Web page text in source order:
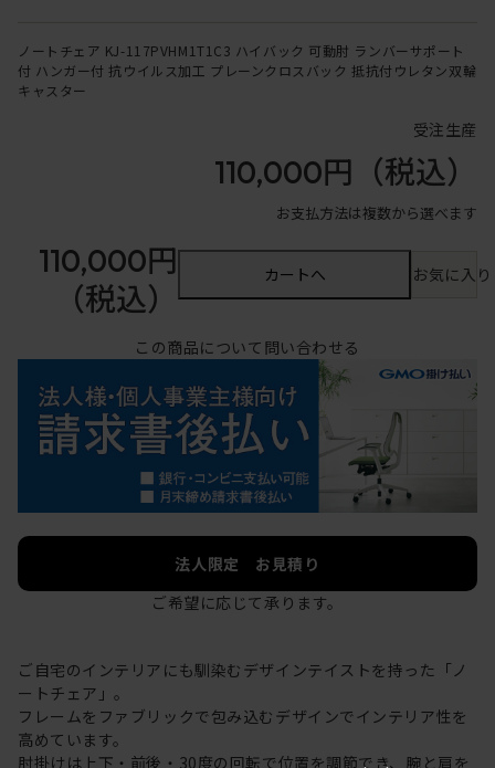
ノートチェア KJ-117PVHM1T1C3 ハイバック 可動肘 ランバーサポート
付 ハンガー付 抗ウイルス加工 プレーンクロスバック 抵抗付ウレタン双輪
キャスター
受注生産
110,000円 （税込）
お支払方法は複数から選べます
110,000円
（税込）
カートへ お気に入
この商品について問い合わせる
法人限定 お見積り
ご希望に応じて承ります。
ご自宅のインテリアにも馴染むデザインテイストを持った「ノ
ートチェア」。
フレームをファブリックで包み込むデザインでインテリア性を
高めています。
肘掛けは上下・前後・30度の回転で位置を調節でき、腕と肩を